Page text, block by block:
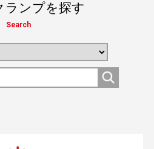
ランプを探す
Search